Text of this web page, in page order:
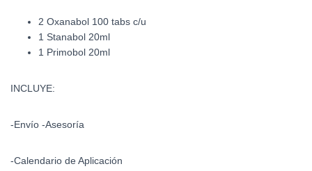
2 Oxanabol 100 tabs c/u
1 Stanabol 20ml
1 Primobol 20ml
INCLUYE:
-Envío -Asesoría
-Calendario de Aplicación